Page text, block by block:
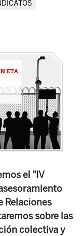
el "IV
Relaciones
sobre las
colectiva y